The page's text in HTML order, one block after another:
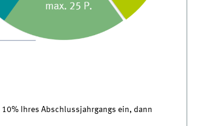
Ihres Abschlussjahrgangs ein, dann